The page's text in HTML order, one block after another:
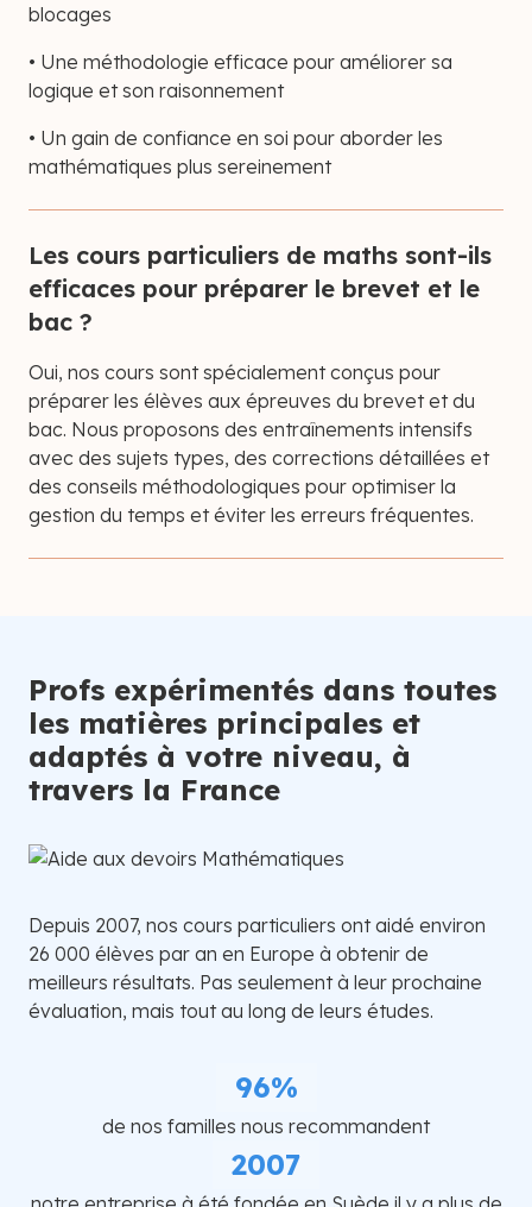
blocages
• Une méthodologie efficace pour améliorer sa
logique et son raisonnement
• Un gain de confiance en soi pour aborder les
mathématiques plus sereinement
Les cours particuliers de maths sont-ils
efficaces pour préparer le brevet et le
bac ?
Oui, nos cours sont spécialement conçus pour
préparer les élèves aux épreuves du brevet et du
bac. Nous proposons des entraînements intensifs
avec des sujets types, des corrections détaillées et
des conseils méthodologiques pour optimiser la
gestion du temps et éviter les erreurs fréquentes.
Profs expérimentés dans toutes
les matières principales et
adaptés à votre niveau, à
travers la France
Depuis 2007, nos cours particuliers ont aidé environ
26 000 élèves par an en Europe à obtenir de
meilleurs résultats. Pas seulement à leur prochaine
évaluation, mais tout au long de leurs études.
96%
de nos familles nous recommandent
2007